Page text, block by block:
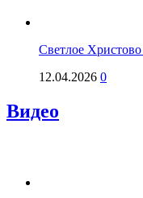
Светлое
12.04.2026 0
Видео